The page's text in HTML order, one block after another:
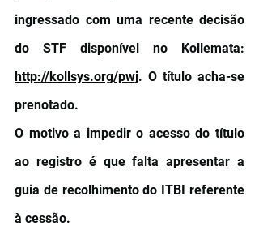
ingressado com uma recente decisão
http://kollsys.org/pwj. O título acha-se
prenotado.
O motivo a impedir o acesso do título
ao registro é que falta apresentar a
guia de recolhimento do ITBI referente
à cessão.